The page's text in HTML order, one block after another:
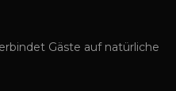
Gäste auf natürliche